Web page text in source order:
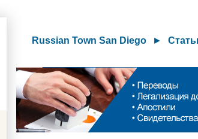
Russian Town San Diego ►